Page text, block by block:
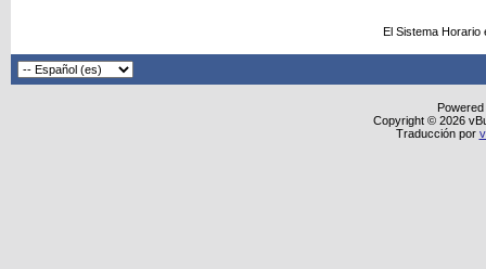
El Sistema
Copyright © 2026
Traducción por